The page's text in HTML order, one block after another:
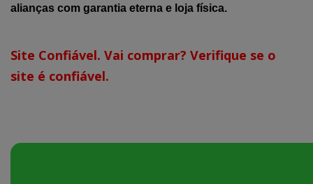
alianças com garantia eterna e loja física.
Site Confiável. Vai comprar? Verifique se o
site é confiável.